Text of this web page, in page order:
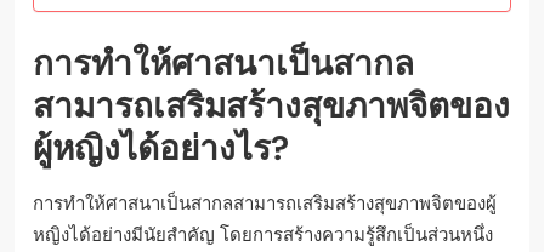
การทำให้ศาสนาเป็นสากล
สามารถเสริมสร้างสุขภาพจิตของ
ผู้หญิงได้อย่างไร?
การทำให้ศาสนาเป็นสากลสามารถเสริมสร้างสุขภาพจิตของผู้
หญิงได้อย่างมีนัยสำคัญ โดยการสร้างความรู้สึกเป็นส่วนหนึ่ง